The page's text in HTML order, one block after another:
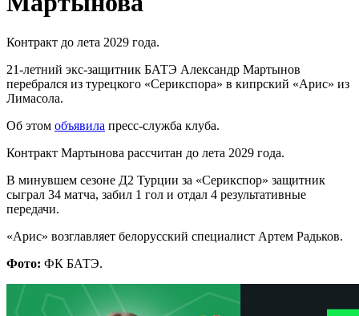
Контракт до лета 2029 года.
21-летний экс-защитник БАТЭ Александр Мартынов
перебрался из турецкого «Серикспора» в кипрский «Арис» из
Лимасола.
Об этом объявила пресс-служба клуба.
Контракт Мартынова рассчитан до лета 2029 года.
В минувшем сезоне Д2 Турции за «Серикспор» защитник
сыграл 34 матча, забил 1 гол и отдал 4 результативные
передачи.
«Арис» возглавляет белорусский специалист Артем Радьков.
Фото: ФК БАТЭ.